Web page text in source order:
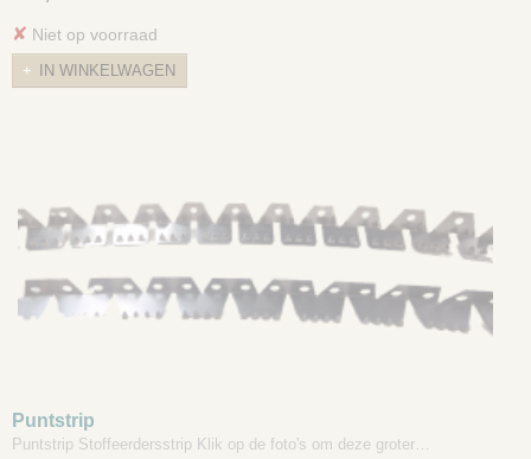
✘ Niet op voorraad
IN WINKELWAGEN
Puntstrip
Puntstrip Stoffeerdersstrip Klik op de foto's om deze groter…